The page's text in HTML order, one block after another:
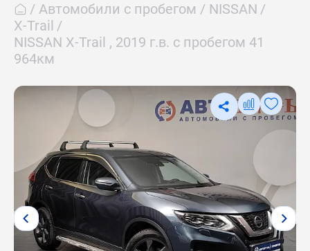
Автомобили с пробегом
NISSAN
X-Trail
NISSAN X-Trail , 2019 г.в. с пробегом 41
964км